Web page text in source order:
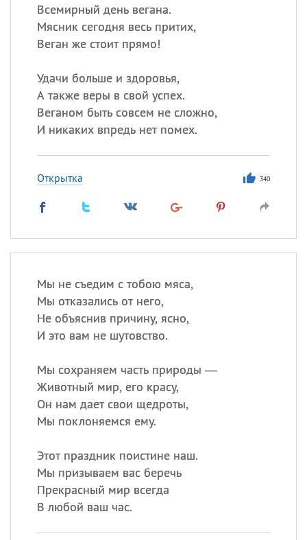
Всемирный день вегана.
Мясник сегодня весь притих,
Веган же стоит прямо!
Удачи больше и здоровья,
А также веры в свой успех.
Веганом быть совсем не сложно,
И никаких впредь нет помех.
Открытка 340
Мы не съедим с тобою мяса,
Мы отказались от него,
Не объяснив причину, ясно,
И это вам не шутовство.
Мы сохраняем часть природы —
Животный мир, его красу,
Он нам дает свои щедроты,
Мы поклоняемся ему.
Этот праздник поистине наш.
Мы призываем вас беречь
Прекрасный мир всегда
В любой ваш час.